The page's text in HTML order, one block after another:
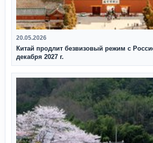
20.05.2026
Китай продлит безвизовый режим с
декабря 2027 г.